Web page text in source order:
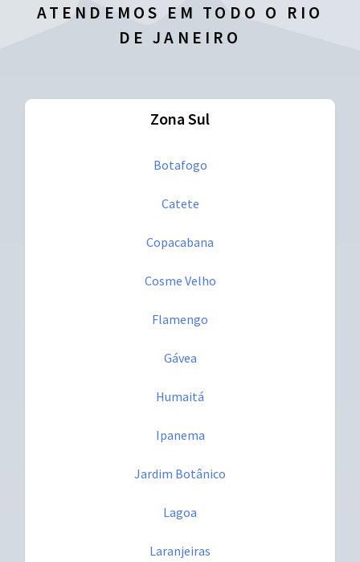
ATENDEMOS EM TODO O RIO
DE JANEIRO
Zona Sul
Botafogo
Catete
Copacabana
Cosme Velho
Flamengo
Gávea
Humaitá
Ipanema
Jardim Botânico
Lagoa
Laranjeiras